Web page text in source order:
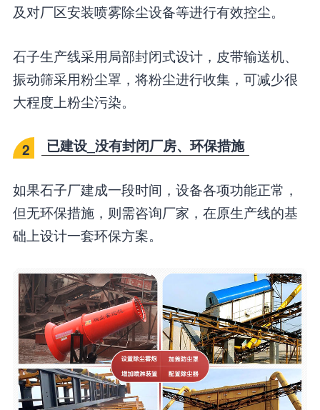
及对厂区安装喷雾除尘设备等进行有效控尘。
石子生产线采用局部封闭式设计，皮带输送机、
振动筛采用粉尘罩，将粉尘进行收集，可减少很
大程度上粉尘污染。
2 已建设_没有封闭厂房、环保措施
如果石子厂建成一段时间，设备各项功能正常，
但无环保措施，则需咨询厂家，在原生产线的基
础上设计一套环保方案。